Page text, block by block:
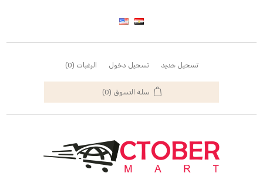
تسجيل جديد تسجيل دخول الرغبات (0)
سلة التسوق (0)